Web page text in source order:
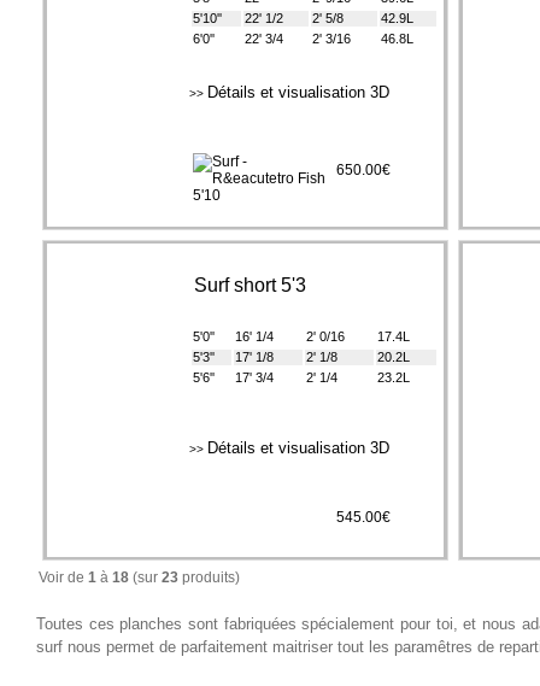
5'10''
22' 1/2 2' 5/8
42.9L
6'0''
22' 3/4 2' 3/16 46.8L
>> Détails et visualisation 3D
650.00€
Surf short 5'3
5'0'' 16' 1/4 2' 0/16
17.4L
5'3''
17' 1/8 2' 1/8
20.2L
5'6''
17' 3/4 2' 1/4 23.2L
>> Détails et visualisation 3D
545.00€
Voir de 1 à 18 (sur 23 produits)
Toutes ces planches sont fabriquées spécialement pour toi, et nous
surf nous permet de parfaitement maitriser tout les paramêtres de